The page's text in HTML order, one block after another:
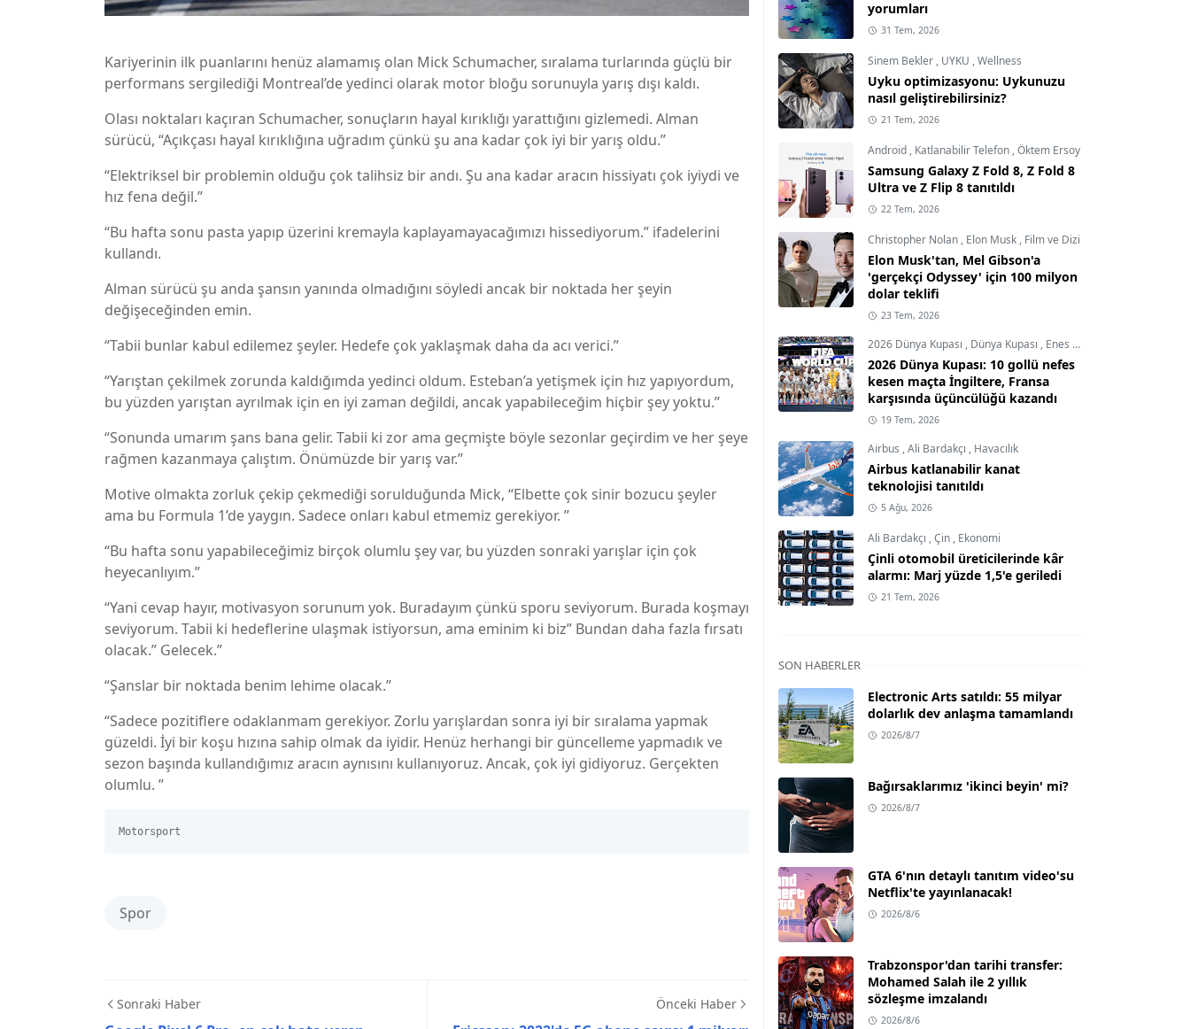
Kariyerinin ilk puanlarını henüz alamamış olan Mick Schumacher, sıralama turlarında güçlü bir
performans sergilediği Montreal’de yedinci olarak motor bloğu sorunuyla yarış dışı kaldı.
Olası noktaları kaçıran Schumacher, sonuçların hayal kırıklığı yarattığını gizlemedi. Alman
sürücü, “Açıkçası hayal kırıklığına uğradım çünkü şu ana kadar çok iyi bir yarış oldu.”
“Elektriksel bir problemin olduğu çok talihsiz bir andı. Şu ana kadar aracın hissiyatı çok iyiydi ve
hız fena değil.”
“Bu hafta sonu pasta yapıp üzerini kremayla kaplayamayacağımızı hissediyorum.” ifadelerini
kullandı.
Alman sürücü şu anda şansın yanında olmadığını söyledi ancak bir noktada her şeyin
değişeceğinden emin.
“Tabii bunlar kabul edilemez şeyler. Hedefe çok yaklaşmak daha da acı verici.”
“Yarıştan çekilmek zorunda kaldığımda yedinci oldum. Esteban’a yetişmek için hız yapıyordum,
bu yüzden yarıştan ayrılmak için en iyi zaman değildi, ancak yapabileceğim hiçbir şey yoktu.”
“Sonunda umarım şans bana gelir. Tabii ki zor ama geçmişte böyle sezonlar geçirdim ve her şeye
rağmen kazanmaya çalıştım. Önümüzde bir yarış var.”
Motive olmakta zorluk çekip çekmediği sorulduğunda Mick, “Elbette çok sinir bozucu şeyler
ama bu Formula 1’de yaygın. Sadece onları kabul etmemiz gerekiyor. ”
“Bu hafta sonu yapabileceğimiz birçok olumlu şey var, bu yüzden sonraki yarışlar için çok
heyecanlıyım.”
“Yani cevap hayır, motivasyon sorunum yok. Buradayım çünkü sporu seviyorum. Burada koşmayı
seviyorum. Tabii ki hedeflerine ulaşmak istiyorsun, ama eminim ki biz” Bundan daha fazla fırsatı
olacak.” Gelecek.”
“Şanslar bir noktada benim lehime olacak.”
“Sadece pozitiflere odaklanmam gerekiyor. Zorlu yarışlardan sonra iyi bir sıralama yapmak
güzeldi. İyi bir koşu hızına sahip olmak da iyidir. Henüz herhangi bir güncelleme yapmadık ve
sezon başında kullandığımız aracın aynısını kullanıyoruz. Ancak, çok iyi gidiyoruz. Gerçekten
olumlu. ”
Motorsport
Spor
Sonraki Haber Önceki Haber
yorumları
31 Tem, 2026
Sinem Bekler , UYKU ,Wellness
Uyku optimizasyonu: Uykunuzu
nasıl geliştirebilirsiniz?
21 Tem, 2026
Android , Katlanabilir Telefon ,Öktem Ersoy
Samsung Galaxy Z Fold 8, Z Fold 8
Ultra ve Z Flip 8 tanıtıldı
22 Tem, 2026
Christopher Nolan , Elon Musk , Film ve Dizi
Elon Musk'tan, Mel Gibson'a
'gerçekçi Odyssey' için 100 milyon
dolar teklifi
23 Tem, 2026
2026 Dünya Kupası , Dünya Kupası , Enes Demircioğlu
2026 Dünya Kupası: 10 gollü nefes
kesen maçta İngiltere, Fransa
karşısında üçüncülüğü kazandı
19 Tem, 2026
Airbus ,Ali Bardakçı , Havacılık
Airbus katlanabilir kanat
teknolojisi tanıtıldı
5 Ağu, 2026
Ali Bardakçı ,Çin , Ekonomi
Çinli otomobil üreticilerinde kâr
alarmı: Marj yüzde 1,5'e geriledi
21 Tem, 2026
SON HABERLER
Electronic Arts satıldı: 55 milyar
dolarlık dev anlaşma tamamlandı
2026/8/7
Bağırsaklarımız 'ikinci beyin' mi?
2026/8/7
GTA 6'nın detaylı tanıtım video'su
Netflix'te yayınlanacak!
2026/8/6
Trabzonspor'dan tarihi transfer:
Mohamed Salah ile 2 yıllık
sözleşme imzalandı
2026/8/6